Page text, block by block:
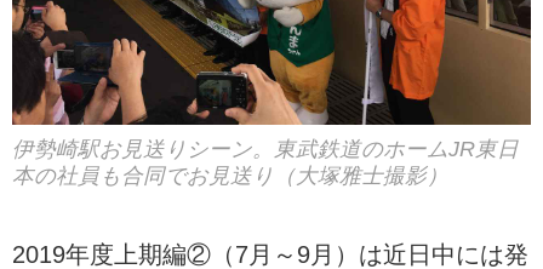
伊勢崎駅お見送りシーン。東武鉄道のホームJR東日
本の社員も合同でお見送り（大塚雅士撮影）
2019年度上期編②（7月～9月）は近日中には発